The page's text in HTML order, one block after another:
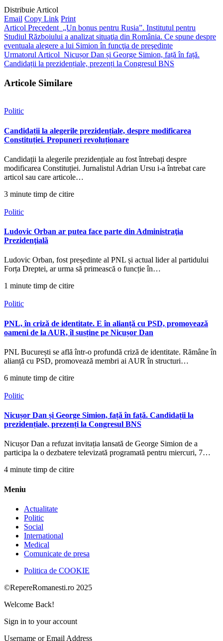
Distribuie Articol
Email Copy Link Print
Articol Precedent „Un bonus pentru Rusia”. Institutul pentru
Studiul Războiului a analizat situaţia din România. Ce spune despre
eventuala alegere a lui Simion în funcţia de preşedinte
Urmatorul Articol Nicușor Dan și George Simion, față în față.
Candidații la prezidențiale, prezenți la Congresul BNS
Articole Similare
Politic
Candidații la alegerile prezidențiale, despre modificarea
Constituției. Propuneri revoluționare
Candidații la alegerile prezidențiale au fost întrebați despre
modificarea Constituției. Jurnalistul Adrian Ursu i-a întrebat care
articol sau care articole…
3 minute timp de citire
Politic
Ludovic Orban ar putea face parte din Administraţia
Prezidenţială
Ludovic Orban, fost președinte al PNL și actual lider al partidului
Forța Dreptei, ar urma să primească o funcție în…
1 minute timp de citire
Politic
PNL, în criză de identitate. E în alianță cu PSD, promovează
oameni de la AUR, îl susține pe Nicușor Dan
PNL București se află într-o profundă criză de identitate. Rămâne în
alianță cu PSD, promovează membri ai AUR în structuri…
6 minute timp de citire
Politic
Nicușor Dan și George Simion, față în față. Candidații la
prezidențiale, prezenți la Congresul BNS
Nicușor Dan a refuzat invitația lansată de George Simion de a
participa la o dezbatere televizată programată pentru miercuri, 7…
4 minute timp de citire
Meniu
Actualitate
Politic
Social
International
Medical
Comunicate de presa
Politica de COOKIE
©RepereRomanesti.ro 2025
Welcome Back!
Sign in to your account
Username or Email Address